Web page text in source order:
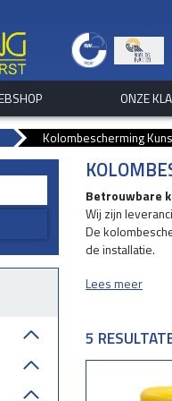
ONZE
Kolombescherming
Betrouwbare
Wij zijn
De
de installatie.
object te
Lees meer
5